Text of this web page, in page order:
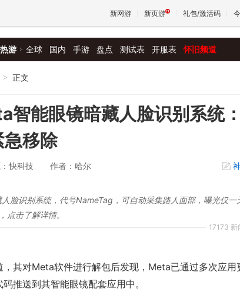
新网游 新页游 礼包/激活码
游 全球 国内 手游 盘点 测试表 开服表 怀旧频道
> 正文
智能眼镜暗藏人脸识别系统
移除
快科技 作者：哈尔
17173 新
脸识别系统，代号NameTag，可自动采集路人面部，曝光仅一
点击了解详情。
其对Meta软件进行解包后发现，Meta已通过多次应用
推送到其智能眼镜配套应用中。